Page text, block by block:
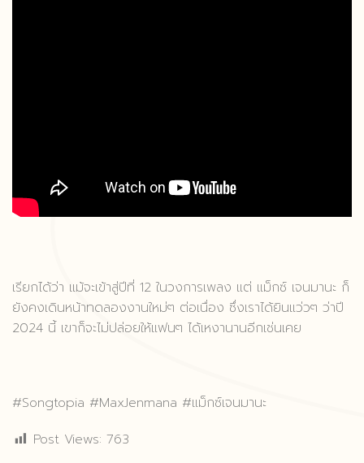
เรียกได้ว่า แม้จะเข้าสู่ปีที่ 12 ในวงการเพลง แต่ แม็กซ์ เจนมานะ ก็
ยังคงเดินหน้าทดลองงานใหม่ๆ ต่อเนื่อง ซึ่งเราได้ยินแว่วๆ ว่าปี
2024 นี้ เขาก็จะไม่ปล่อยให้แฟนๆ ได้เหงานานอีกเช่นเคย
#Songtopia #MaxJenmana #แม็กซ์เจนมานะ
Post Views: 763